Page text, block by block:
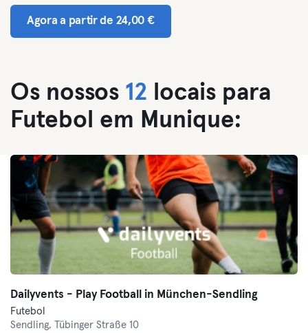
Agora a partir de 24,00 €
Os nossos 12 locais para
Futebol em Munique:
Dailyvents - Play Football in München-Sendling
Futebol
Sendling,
Tübinger Straße 10